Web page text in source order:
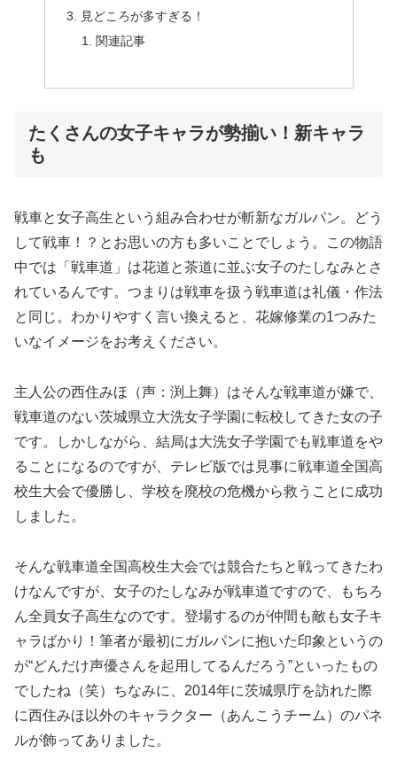
見どころが多すぎる！
関連記事
たくさんの女子キャラが勢揃い！新キャラ
も
戦車と女子高生という組み合わせが斬新なガルパン。どう
して戦車！？とお思いの方も多いことでしょう。この物語
中では「戦車道」は花道と茶道に並ぶ女子のたしなみとさ
れているんです。つまりは戦車を扱う戦車道は礼儀・作法
と同じ。わかりやすく言い換えると、花嫁修業の1つみた
いなイメージをお考えください。
主人公の西住みほ（声：渕上舞）はそんな戦車道が嫌で、
戦車道のない茨城県立大洗女子学園に転校してきた女の子
です。しかしながら、結局は大洗女子学園でも戦車道をや
ることになるのですが、テレビ版では見事に戦車道全国高
校生大会で優勝し、学校を廃校の危機から救うことに成功
しました。
そんな戦車道全国高校生大会では競合たちと戦ってきたわ
けなんですが、女子のたしなみが戦車道ですので、もちろ
ん全員女子高生なのです。登場するのが仲間も敵も女子キ
ャラばかり！筆者が最初にガルパンに抱いた印象というの
が“どんだけ声優さんを起用してるんだろう”といったもの
でしたね（笑）ちなみに、2014年に茨城県庁を訪れた際
に西住みほ以外のキャラクター（あんこうチーム）のパネ
ルが飾ってありました。